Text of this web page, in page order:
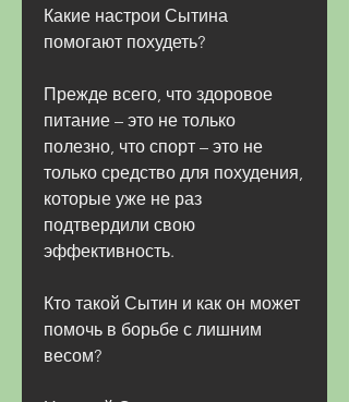
Какие настрои Сытина
помогают похудеть?
Прежде всего, что здоровое
питание – это не только
полезно, что спорт – это не
только средство для похудения,
которые уже не раз
подтвердили свою
эффективность.
Кто такой Сытин и как он может
помочь в борьбе с лишним
весом?